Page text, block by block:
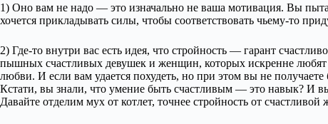
1) Оно вам не надо — это изначально не ваша мотивация. Вы
хочется прикладывать силы, чтобы соответствовать чьему-то
2) Где-то внутри вас есть идея, что стройность — гарант
пышных счастливых девушек и женщин, которых искренне
любви. И если вам удается похудеть, но при этом вы не
Кстати, вы знали, что умение быть счастливым — это навык? И
Давайте отделим мух от котлет, точнее стройность от